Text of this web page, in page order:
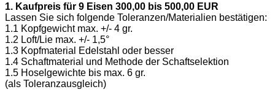
1. Kaufpreis für 9 Eisen 300,00 bis 500,00 EUR
Lassen Sie sich folgende Toleranzen/Materialien bestätigen:
1.1 Kopfgewicht max. +/- 4 gr.
1.2 Loft/Lie max. +/- 1,5°
1.3 Kopfmaterial Edelstahl oder besser
1.4 Schaftmaterial und Methode der Schaftselektion
1.5 Hoselgewichte bis max. 6 gr.
(als Toleranzausgleich)